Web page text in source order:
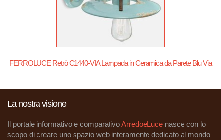
FERROLUCE Retrò C1440-VIA Lampada in Ceramica da Parete Blu Via
La nostra visione
Il portale informativo e comparativoArredoeLuce nasce con lo
scopo di creare uno spazio web interamente dedicato al mondo